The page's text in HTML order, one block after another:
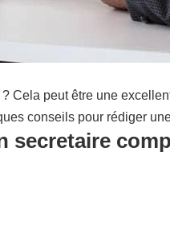
Cela peut être une
conseils pour rédiger
secretaire